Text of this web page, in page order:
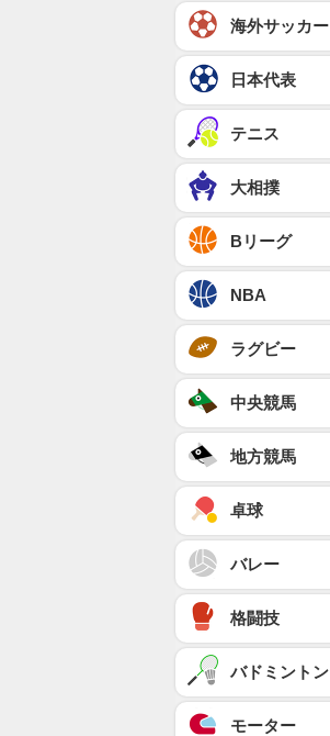
海外サッカー
日本代表
テニス
大相撲
Bリーグ
NBA
ラグビー
中央競馬
地方競馬
卓球
バレー
格闘技
バドミントン
モーター